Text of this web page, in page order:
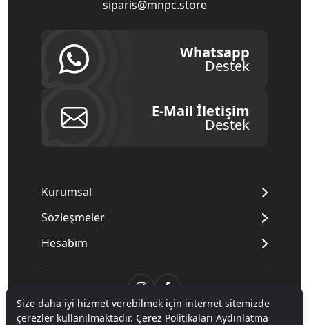
siparis@mnpc.store
Whatsapp
Destek
E-Mail İletişim
Destek
Kurumsal
Sözleşmeler
Hesabım
© 2020Mnpc. Tüm hakları saklıdır.
Size daha iyi hizmet verebilmek için internet sitemizde
çerezler kullanılmaktadır. Çerez Politikaları Aydınlatma